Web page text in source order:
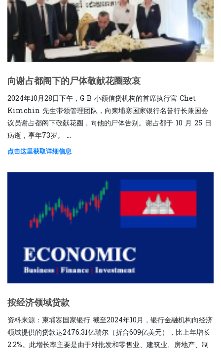
向谢占都阁下的尸体敬献花圈致哀
2024年10月28日下午，G B 小额信贷机构的首席执行官 Chet
Kimchin 先生带领管理团队，向柬埔寨国家银行名誉行长兼国会
议员谢占都阁下敬献花圈，向他的尸体告别。谢占都于 10 月 25 日
病逝，享年73岁。 ...
点击这里获取详细信息
按经济领域贷款
资料来源：柬埔寨国家银行 截至2024年10月，银行金融机构向经济
领域提供的贷款达2476.31亿瑞尔（折合609亿美元），比上年增长
2.2%。此增长率主要是由于对批发和零售业、建筑业、房地产、制